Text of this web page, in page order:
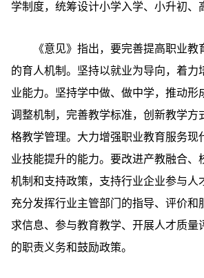
学制度，统筹设计小学入学、小升初、
《意见》指出，要完善提高职业教
的育人机制。坚持以就业为导向，着
业能力。坚持学中做、做中学，推动
调整机制，完善教学标准，创新教学
格教学管理。大力增强职业教育服务
业技能提升的能力。要改进产教融合
机制和支持政策，支持行业企业参与人
充分发挥行业主管部门的指导、评价
求信息、参与教育教学、开展人才质量
的职责义务和鼓励政策。